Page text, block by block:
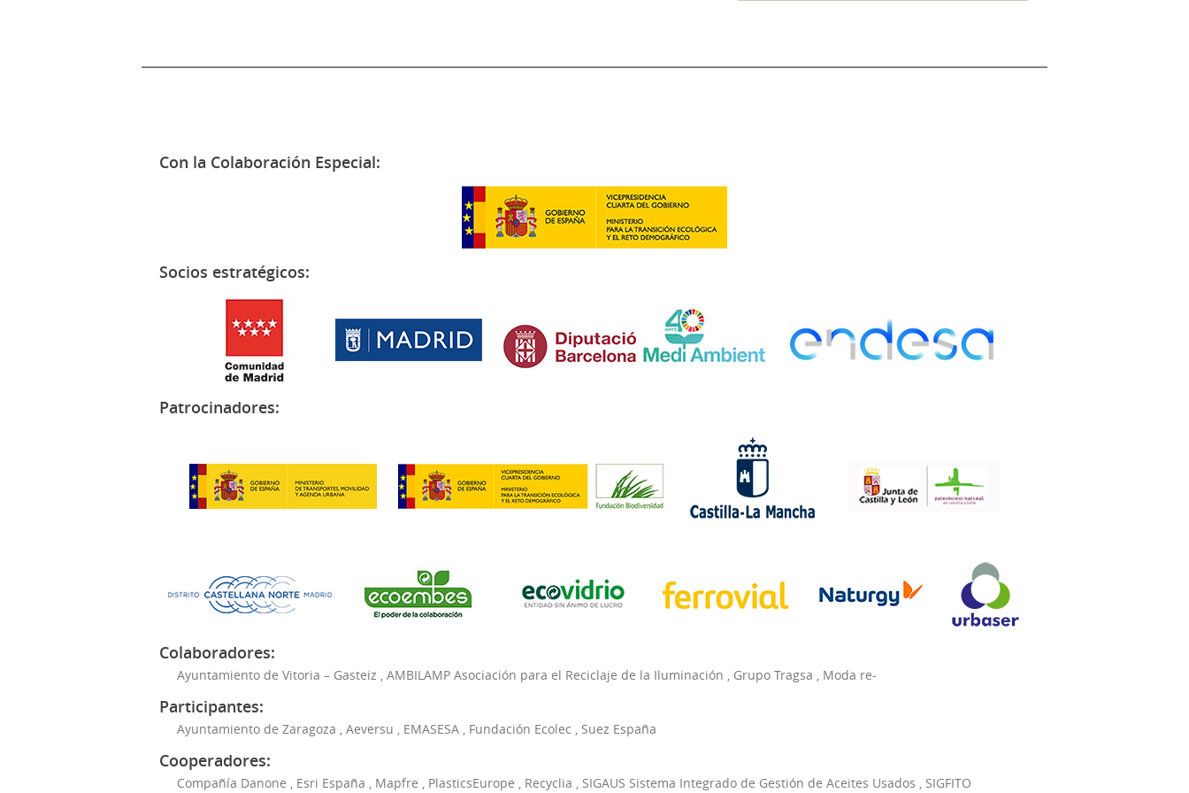
Con la Colaboración Especial:
Socios estratégicos:
Patrocinadores:
Colaboradores:
Ayuntamiento de Vitoria – Gasteiz AMBILAMP Asociación para el Reciclaje de la Iluminación Grupo Tragsa Moda re-
Participantes:
Ayuntamiento de Zaragoza Aeversu EMASESA Fundación Ecolec Suez España
Cooperadores:
Compañía Danone Esri España Mapfre PlasticsEurope Recyclia SIGAUS Sistema Integrado de Gestión de Aceites Usados
SIGFITO